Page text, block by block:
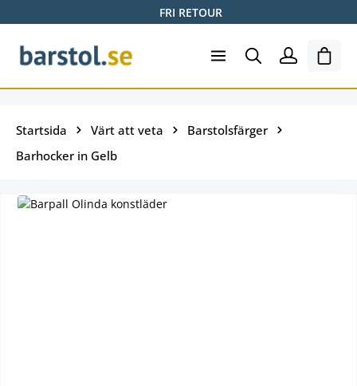
FRI RETOUR
Startsida Värt att veta
Barstolsfärger
Barhocker in Gelb